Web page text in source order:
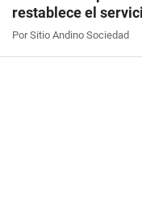
restablece el
Por Sitio Andino Sociedad